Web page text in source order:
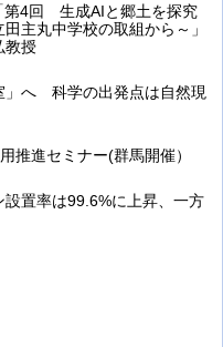
第4回 生成AIと郷土を探究
主丸中学校の取組から～」
教授
」へ 科学の出発点は自然現
推進セミナー(群馬開催）
置率は99.6%に上昇、一方